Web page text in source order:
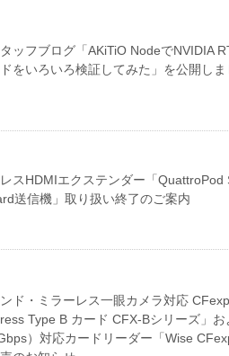
ッフブログ「AKiTiO NodeでNVIDIA
をいろいろ検証してみた」を公開しま
スHDMIエクステンダー「
送信機」取り扱い終了のご案内
ド・ミラーレス一眼カメラ対応
Type B カード CFX-Bシリーズ」
）対応カードリーダー「Wise